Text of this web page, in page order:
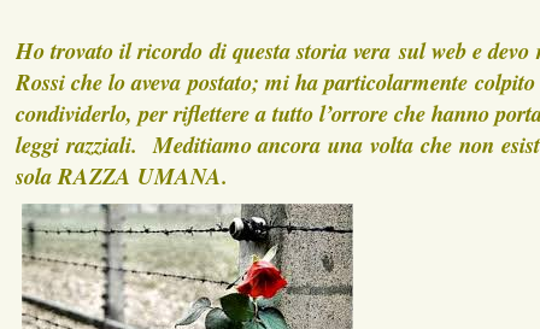
Ho trovato il ricordo di questa storia vera sul web e
Rossi che lo aveva postato; mi ha particolarmente colpito
condividerlo, per riflettere a tutto l’orrore che hanno
leggi razziali. Meditiamo ancora una volta che non
sola RAZZA UMANA.